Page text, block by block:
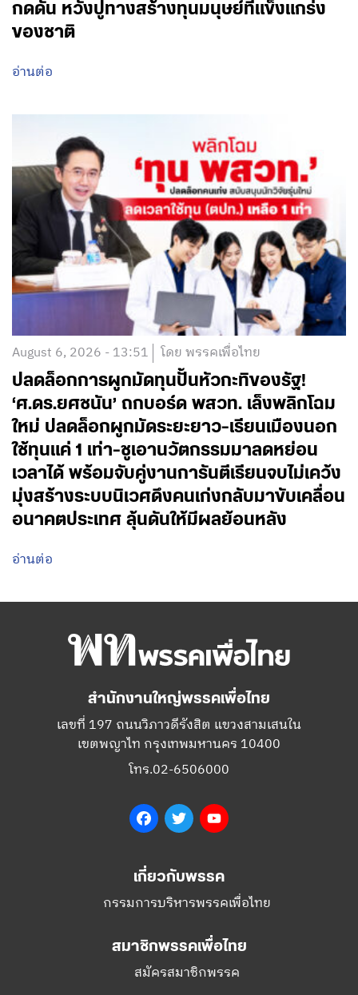
กดดัน หวังปูทางสร้างทุนมนุษย์ที่แข็งแกร่ง
ของชาติ
อ่านต่อ
August 6, 2026 - 13:51 โดย พรรคเพื่อไทย
ปลดล็อกการผูกมัดทุนปั้นหัวกะทิของรัฐ!
‘ศ.ดร.ยศชนัน’ ถกบอร์ด พสวท. เล็งพลิกโฉม
ใหม่ ปลดล็อกผูกมัดระยะยาว-เรียนเมืองนอก
ใช้ทุนแค่ 1 เท่า-ชูเอานวัตกรรมมาลดหย่อน
เวลาได้ พร้อมจับคู่งานการันตีเรียนจบไม่เคว้ง
มุ่งสร้างระบบนิเวศดึงคนเก่งกลับมาขับเคลื่อน
อนาคตประเทศ ลุ้นดันให้มีผลย้อนหลัง
อ่านต่อ
สำนักงานใหญ่พรรคเพื่อไทย
เลขที่ 197 ถนนวิภาวดีรังสิต แขวงสามเสนใน
เขตพญาไท กรุงเทพมหานคร 10400
โทร.02-6506000
FacebookTwitter
เกี่ยวกับพรรค
กรรมการบริหารพรรคเพื่อไทย
สมาชิกพรรคเพื่อไทย
สมัครสมาชิกพรรค